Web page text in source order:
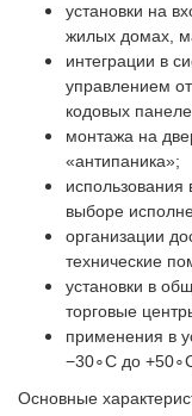
установки на
жилых домах,
интеграции в
управлением
кодовых
монтажа на
«антипаника»;
использования
выборе
организации
технические
установки в
торговые
применения в
−30∘C до
Основные